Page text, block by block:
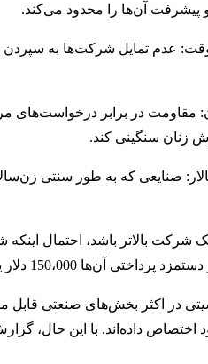
آن‌ها را محدود می‌کند.
عدم تمایل شرکت‌ها به سپردن
مقاومت در برابر درخواست‌های
زنان سنگینی کند.
صنایعی که به طور سنتی
است، دارای شکاف پرداختی به نفع مردان هستند.